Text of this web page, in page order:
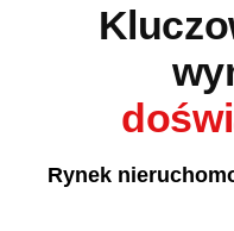
Rynek